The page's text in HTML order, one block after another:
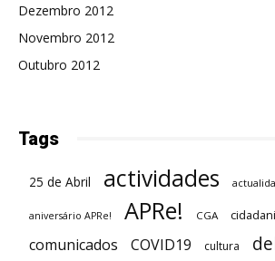
Dezembro 2012
Novembro 2012
Outubro 2012
Tags
25 de Abril actividades
aniversário APRe! APRe! CGA
comunicados COVID19 cultura